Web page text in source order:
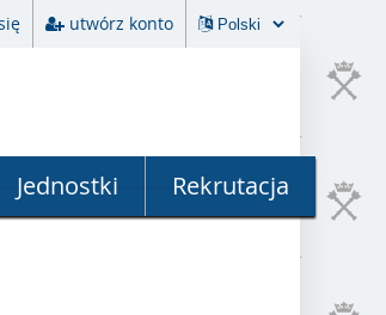
utwórz konto
Jednostki Rekrutacja